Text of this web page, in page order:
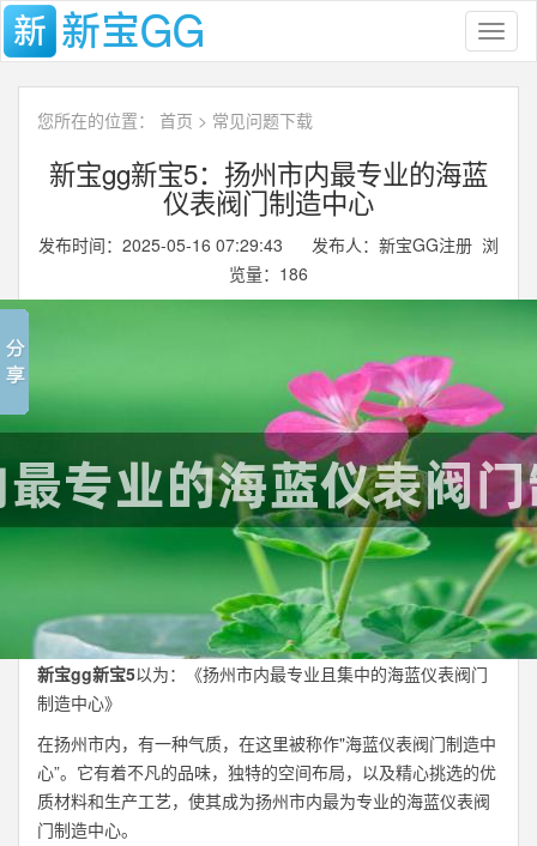
您所在的位置： 首页 > 常见问题下载
新宝gg新宝5：扬州市内最专业的海蓝
仪表阀门制造中心
发布时间：2025-05-16 07:29:43 发布人：新宝GG注册 浏
览量： 186
新宝gg新宝5以为：《扬州市内最专业且集中的海蓝仪表阀门
制造中心》
在扬州市内，有一种气质，在这里被称作"海蓝仪表阀门制造中
心”。它有着不凡的品味，独特的空间布局，以及精心挑选的优
质材料和生产工艺，使其成为扬州市内最为专业的海蓝仪表阀
门制造中心。